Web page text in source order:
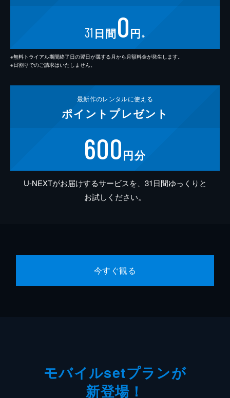
31 日間0円 ※
※無料トライアル期間終了日の翌日が属する月から月額料金が発生します。
※日割りでのご請求はいたしません。
最新作のレンタルに使える
ポイント プレゼント
600円分
U-NEXTがお届けするサービスを、31日間ゆっくりと
お試しください。
今すぐ観る
モバイルsetプランが
新登場！